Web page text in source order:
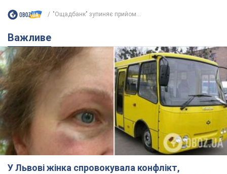
"Ощадбанк" зупиняє прийом...
Важливе
У Львові жінка спровокувала конфлікт,